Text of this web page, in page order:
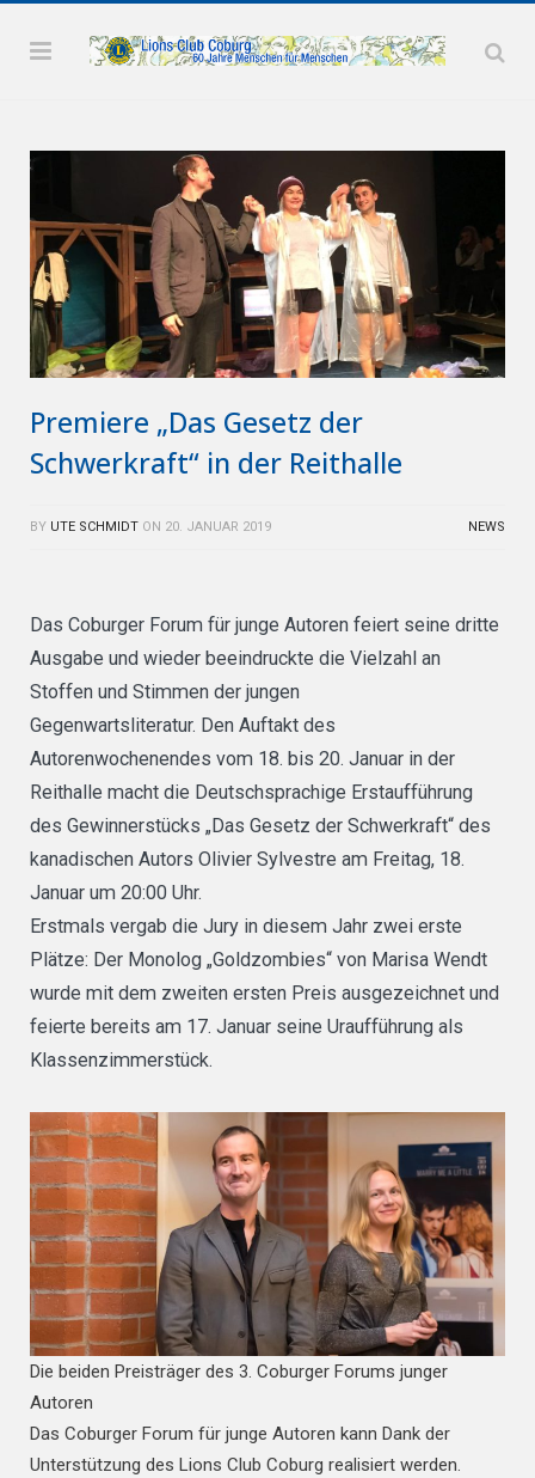
Premiere „Das Gesetz der
Schwerkraft“ in der Reithalle
BY UTE SCHMIDT ON 20. JANUAR 2019 NEWS
Das Coburger Forum für junge Autoren feiert seine dritte
Ausgabe und wieder beeindruckte die Vielzahl an
Stoffen und Stimmen der jungen
Gegenwartsliteratur. Den Auftakt des
Autorenwochenendes vom 18. bis 20. Januar in der
Reithalle macht die Deutschsprachige Erstaufführung
des Gewinnerstücks „Das Gesetz der Schwerkraft“ des
kanadischen Autors Olivier Sylvestre am Freitag, 18.
Januar um 20:00 Uhr.
Erstmals vergab die Jury in diesem Jahr zwei erste
Plätze: Der Monolog „Goldzombies“ von Marisa Wendt
wurde mit dem zweiten ersten Preis ausgezeichnet und
feierte bereits am 17. Januar seine Uraufführung als
Klassenzimmerstück.
Die beiden Preisträger des 3. Coburger Forums junger
Autoren
Das Coburger Forum für junge Autoren kann Dank der
Unterstützung des Lions Club Coburg realisiert werden.